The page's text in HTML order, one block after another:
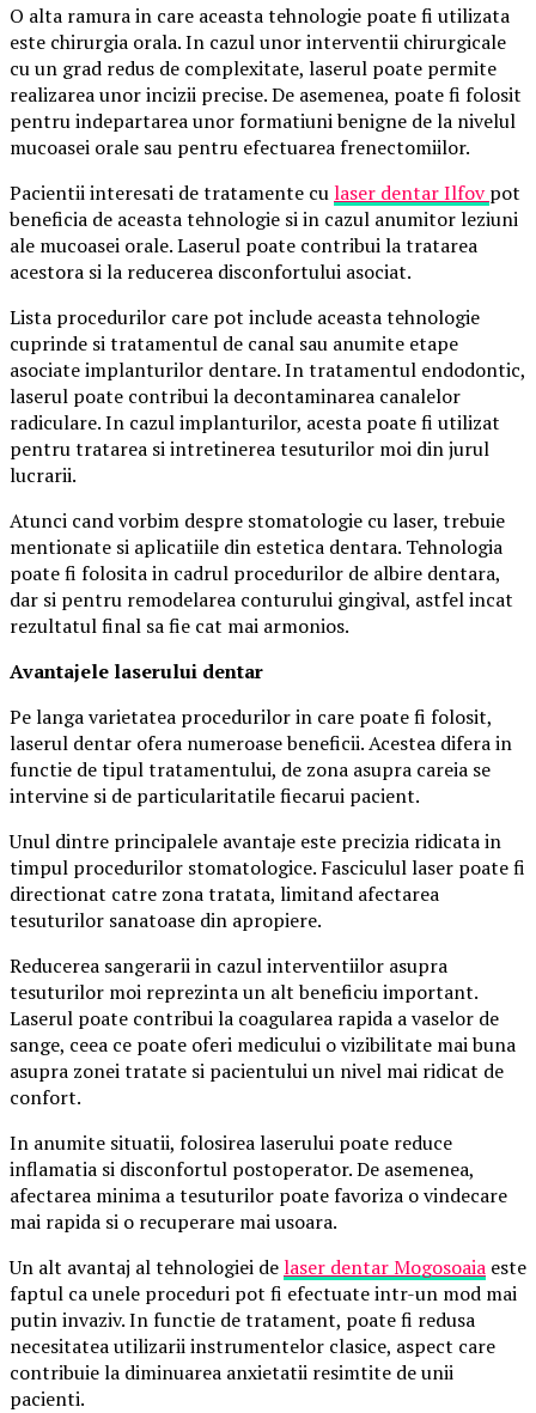
O alta ramura in care aceasta tehnologie poate fi utilizata
este chirurgia orala. In cazul unor interventii chirurgicale
cu un grad redus de complexitate, laserul poate permite
realizarea unor incizii precise. De asemenea, poate fi folosit
pentru indepartarea unor formatiuni benigne de la nivelul
mucoasei orale sau pentru efectuarea frenectomiilor.
Pacientii interesati de tratamente culaser dentar Ilfovpot
beneficia de aceasta tehnologie si in cazul anumitor leziuni
ale mucoasei orale. Laserul poate contribui la tratarea
acestora si la reducerea disconfortului asociat.
Lista procedurilor care pot include aceasta tehnologie
cuprinde si tratamentul de canal sau anumite etape
asociate implanturilor dentare. In tratamentul endodontic,
laserul poate contribui la decontaminarea canalelor
radiculare. In cazul implanturilor, acesta poate fi utilizat
pentru tratarea si intretinerea tesuturilor moi din jurul
lucrarii.
Atunci cand vorbim despre stomatologie cu laser, trebuie
mentionate si aplicatiile din estetica dentara. Tehnologia
poate fi folosita in cadrul procedurilor de albire dentara,
dar si pentru remodelarea conturului gingival, astfel incat
rezultatul final sa fie cat mai armonios.
Avantajele laserului dentar
Pe langa varietatea procedurilor in care poate fi folosit,
laserul dentar ofera numeroase beneficii. Acestea difera in
functie de tipul tratamentului, de zona asupra careia se
intervine si de particularitatile fiecarui pacient.
Unul dintre principalele avantaje este precizia ridicata in
timpul procedurilor stomatologice. Fasciculul laser poate fi
directionat catre zona tratata, limitand afectarea
tesuturilor sanatoase din apropiere.
Reducerea sangerarii in cazul interventiilor asupra
tesuturilor moi reprezinta un alt beneficiu important.
Laserul poate contribui la coagularea rapida a vaselor de
sange, ceea ce poate oferi medicului o vizibilitate mai buna
asupra zonei tratate si pacientului un nivel mai ridicat de
confort.
In anumite situatii, folosirea laserului poate reduce
inflamatia si disconfortul postoperator. De asemenea,
afectarea minima a tesuturilor poate favoriza o vindecare
mai rapida si o recuperare mai usoara.
Un alt avantaj al tehnologiei delaser dentar Mogosoaia este
faptul ca unele proceduri pot fi efectuate intr-un mod mai
putin invaziv. In functie de tratament, poate fi redusa
necesitatea utilizarii instrumentelor clasice, aspect care
contribuie la diminuarea anxietatii resimtite de unii
pacienti.